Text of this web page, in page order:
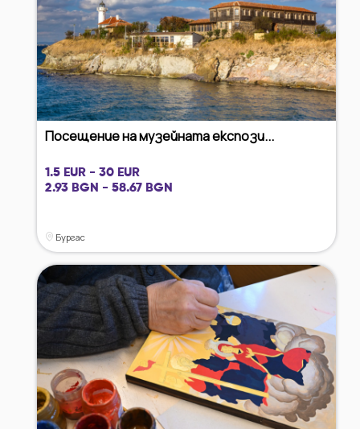
Посещение на музейната експози...
1.5 EUR - 30 EUR
2.93 BGN - 58.67 BGN
Бургас